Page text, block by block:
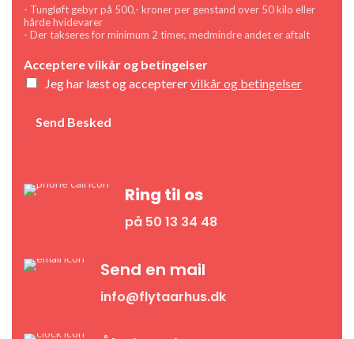
- Tungløft gebyr på 500,- kroner per genstand over 50 kilo eller
hårde hvidevarer
- Der takseres for minimum 2 timer, medmindre andet er aftalt
Acceptere vilkår og betingelser
Jeg har læst og accepterervilkår og betingelser
Send Besked
Ring til os
på 50 13 34 48
Send en mail
info@flytaarhus.dk